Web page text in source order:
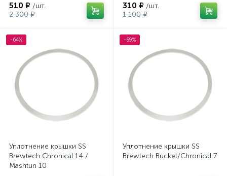
510 ₽ /шт.
2 300 ₽
310 ₽ /шт.
1 100 ₽
-64%
Уплотнение крышки SS
Brewtech Chronical 14 /
Mashtun 10
-59%
Уплотнение крышки SS
Brewtech Bucket/Chronical 7